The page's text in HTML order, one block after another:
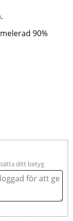
90%
ditt betyg